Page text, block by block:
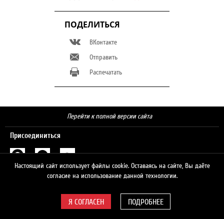
ПОДЕЛИТЬСЯ
ВКонтакте
Отправить
Распечатать
Перейти к полной версии сайта
Присоединиться
Настоящий сайт использует файлы cookie. Оставаясь на сайте, Вы даёте
согласие на использование данной технологии.
ПОДРОБНЕЕ